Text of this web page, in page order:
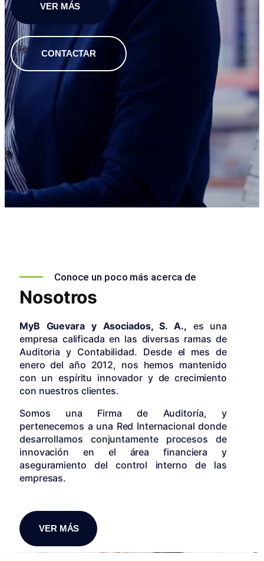
VER MÁS
CONTACTAR
Conoce un poco más acerca de
Nosotros
MyB Guevara y Asociados, S. A., es una
empresa calificada en las diversas ramas de
Auditoria y Contabilidad. Desde el mes de
enero del año 2012, nos hemos mantenido
con un espíritu innovador y de crecimiento
con nuestros clientes.
Somos una Firma de Auditoría, y
pertenecemos a una Red Internacional donde
desarrollamos conjuntamente procesos de
innovación en el área financiera y
aseguramiento del control interno de las
empresas.
VER MÁS